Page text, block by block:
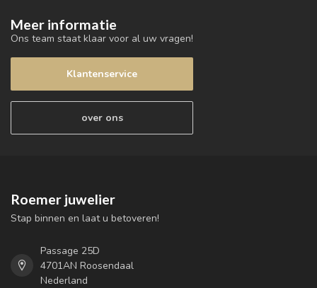
Meer informatie
Ons team staat klaar voor al uw vragen!
Klantenservice
over ons
Roemer juwelier
Stap binnen en laat u betoveren!
Passage 25D
4701AN Roosendaal
Nederland